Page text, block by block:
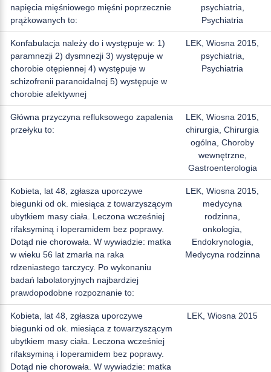
napięcia mięśniowego mięśni poprzecznie
prążkowanych to:
psychiatria,
Psychiatria
Konfabulacja należy do i występuje w: 1)
paramnezji 2) dysmnezji 3) występuje w
chorobie otępiennej 4) występuje w
schizofrenii paranoidalnej 5) występuje w
chorobie afektywnej
LEK, Wiosna 2015,
psychiatria,
Psychiatria
Główna przyczyna refluksowego zapalenia
przełyku to:
LEK, Wiosna 2015,
chirurgia, Chirurgia
ogólna, Choroby
wewnętrzne,
Gastroenterologia
Kobieta, lat 48, zgłasza uporczywe
biegunki od ok. miesiąca z towarzyszącym
ubytkiem masy ciała. Leczona wcześniej
rifaksyminą i loperamidem bez poprawy.
Dotąd nie chorowała. W wywiadzie: matka
w wieku 56 lat zmarła na raka
rdzeniastego tarczycy. Po wykonaniu
badań labolatoryjnych najbardziej
prawdopodobne rozpoznanie to:
LEK, Wiosna 2015,
medycyna
rodzinna,
onkologia,
Endokrynologia,
Medycyna rodzinna
Kobieta, lat 48, zgłasza uporczywe
biegunki od ok. miesiąca z towarzyszącym
ubytkiem masy ciała. Leczona wcześniej
rifaksyminą i loperamidem bez poprawy.
Dotąd nie chorowała. W wywiadzie: matka
LEK, Wiosna 2015